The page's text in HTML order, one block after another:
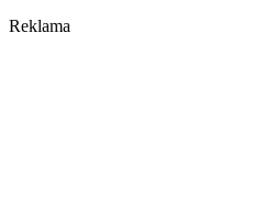
Reklama